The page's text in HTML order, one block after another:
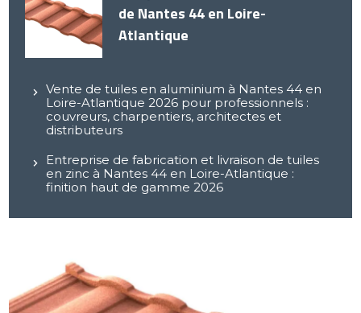
de Nantes 44 en Loire-
Atlantique
Vente de tuiles en aluminium à Nantes 44 en
Loire-Atlantique 2026 pour professionnels :
couvreurs, charpentiers, architectes et
distributeurs
Entreprise de fabrication et livraison de tuiles
en zinc à Nantes 44 en Loire-Atlantique :
finition haut de gamme 2026